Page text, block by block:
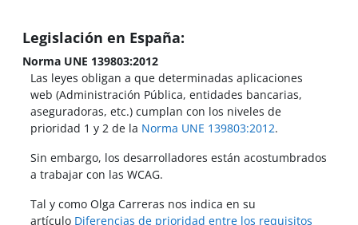
Legislación en España:
Norma UNE 139803:2012
Las leyes obligan a que determinadas aplicaciones
web (Administración Pública, entidades bancarias,
aseguradoras, etc.) cumplan con los niveles de
prioridad 1 y 2 de la Norma UNE 139803:2012.
Sin embargo, los desarrolladores están acostumbrados
a trabajar con las WCAG.
Tal y como Olga Carreras nos indica en su
artículo Diferencias de prioridad entre los requisitos